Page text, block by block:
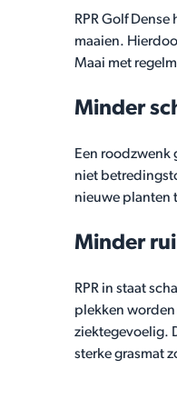
RPR Golf
maaien.
Maai met
Minder
Een roodzwenk
niet
nieuwe planten
Minder
RPR in staat
plekken
ziektegevoelig.
sterke grasmat